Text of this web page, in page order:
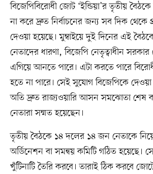
বিজেপিবিরোধী জোট ‘ইন্ডিয়া’র তৃতীয়
না করে দ্রুত নির্বাচনের জন্য সব দিক থেকে
দেওয়া হয়েছে। মুম্বাইয়ে দুই দিনের এই
নেতাদের ধারণা, বিজেপি নেতৃত্বাধীন
এগিয়ে আনতে পারে। এটা করতে পারে
হতে না পারে। সেই সুযোগ বিজেপিকে
অতি দ্রুত রাজ্যওয়ারি আসন সমঝোতা শেষ
নেতারা সম্মত হয়েছেন।
তৃতীয় বৈঠকে ১৪ দলের ১৪ জন নেতাকে
অর্ডিনেশন বা সমন্বয় কমিটি গঠিত হয়েছে।
খুঁটিনাটি তৈরি করবে। তারাই ঠিক করবে